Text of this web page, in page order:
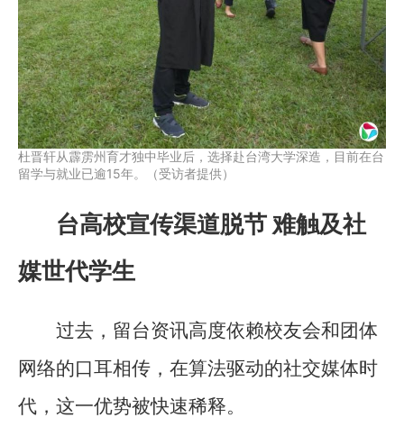
杜晋轩从霹雳州育才独中毕业后，选择赴台湾大学深造，目前在台
留学与就业已逾15年。（受访者提供）
台高校宣传渠道脱节 难触及社
媒世代学生
过去，留台资讯高度依赖校友会和团体
网络的口耳相传，在算法驱动的社交媒体时
代，这一优势被快速稀释。